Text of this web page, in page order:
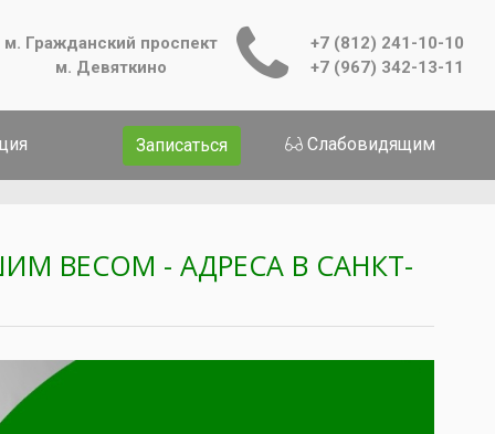
м. Гражданский проспект
м. Девяткино
+7 (812) 241-10-10
+7 (967) 342-13-11
Записаться Слабовидящим
ВЕСОМ - АДРЕСА В САНКТ-